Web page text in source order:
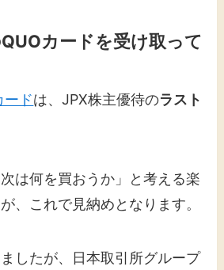
カードを受け取って
ードは、JPX株主優待のラスト
は何を買おうか」と考える楽
、これで見納めとなります。
したが、日本取引所グループ